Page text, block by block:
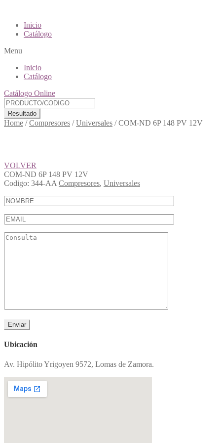
Inicio
Catálogo
Menu
Inicio
Catálogo
Catálogo Online
Resultado
Home /Compresores /Universales /COM-ND 6P 148 PV 12V
VOLVER
COM-ND 6P 148 PV 12V
Codigo: 344-AA Compresores, Universales
Ubicación
Av. Hipólito Yrigoyen 9572, Lomas de Zamora.